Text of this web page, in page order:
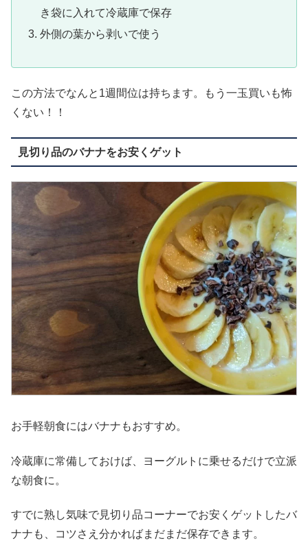
き袋に入れて冷蔵庫で保存
外側の葉から剥いで使う
この方法でなんと1週間位は持ちます。もう一玉買いも怖
くない！！
見切り品のバナナをお安くゲット
お手軽朝食にはバナナもおすすめ。
冷蔵庫に常備しておけば、ヨーグルトに乗せるだけで立派
な朝食に。
すでに熟し気味で見切り品コーナーでお安くゲットしたバ
ナナも、コツさえ分かればまだまだ保存できます。